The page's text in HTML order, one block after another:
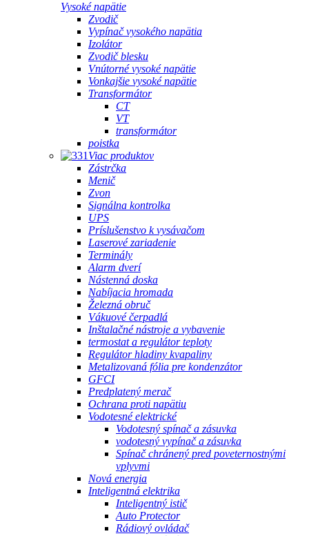
Vysoké napätie
Zvodič
Vypínač vysokého napätia
Izolátor
Zvodič blesku
Vnútorné vysoké napätie
Vonkajšie vysoké napätie
Transformátor
CT
VT
transformátor
poistka
Viac produktov
Zástrčka
Menič
Zvon
Signálna kontrolka
UPS
Príslušenstvo k vysávačom
Laserové zariadenie
Terminály
Alarm dverí
Nástenná doska
Nabíjacia hromada
Železná obruč
Vákuové čerpadlá
Inštalačné nástroje a vybavenie
termostat a regulátor teploty
Regulátor hladiny kvapaliny
Metalizovaná fólia pre kondenzátor
GFCI
Predplatený merač
Ochrana proti napätiu
Vodotesné elektrické
Vodotesný spínač a zásuvka
vodotesný vypínač a zásuvka
Spínač chránený pred poveternostnými
vplyvmi
Nová energia
Inteligentná elektrika
Inteligentný istič
Auto Protector
Rádiový ovládač